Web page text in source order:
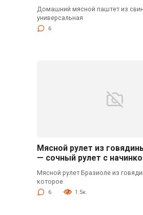
Домашний мясной паштет из
универсальная
6
Мясной рулет из
— сочный рулет с
Мясной рулет Бразиоле из
которое
6 1.5к.